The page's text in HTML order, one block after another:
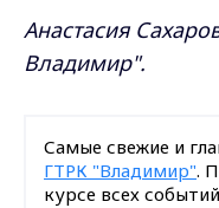
Анастасия
Владимир".
Самые свежие и
ГТРК "Владимир".
курсе всех